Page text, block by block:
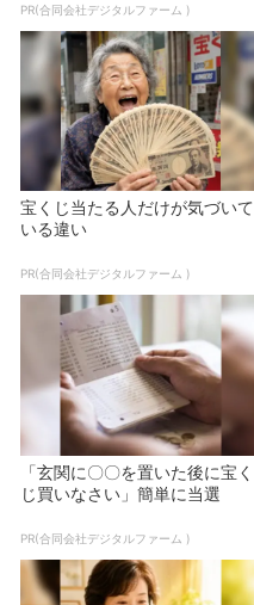
PR(合同会社デジタルファーム )
宝くじ当たる人だけが気づいて
いる違い
PR(合同会社デジタルファーム )
「玄関に〇〇を置いた後に宝く
じ買いなさい」簡単に当選
PR(合同会社デジタルファーム )